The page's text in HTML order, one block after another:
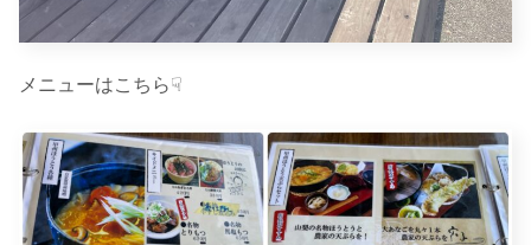
メニューはこちら☟